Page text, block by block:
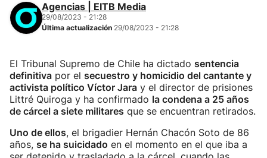
Agencias | EITB Media
29/08/2023 - 21:28
Última actualización 29/08/2023 - 21:28
El Tribunal Supremo de Chile ha dictado sentencia
definitiva por el secuestro y homicidio del cantante y
activista político Víctor Jara y el director de prisiones
Littré Quiroga y ha confirmado la condena a 25 años
de cárcel a siete militares que se encuentran retirados.
Uno de ellos, el brigadier Hernán Chacón Soto de 86
años, se ha suicidado en el momento en el que iba a